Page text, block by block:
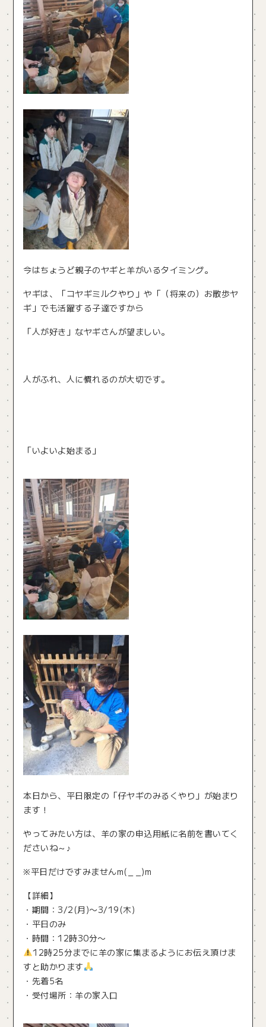
今はちょうど親子のヤギと羊がいるタイミング。
ヤギは、「コヤギミルクやり」や「（将来の）お散歩ヤ
ギ」でも活躍する子達ですから
「人が好き」なヤギさんが望ましい。
人がふれ、人に慣れるのが大切です。
「いよいよ始まる」
本日から、平日限定の「仔ヤギのみるくやり」が始まり
ます！
やってみたい方は、羊の家の申込用紙に名前を書いてく
ださいね～♪
※平日だけですみませんm(_ _)m
【詳細】
・期間：3/2(月)〜3/19(木)
・平日のみ
・時間：12時30分〜
12時25分までに羊の家に集まるようにお伝え頂けま
すと助かります
・先着5名
・受付場所：羊の家入口